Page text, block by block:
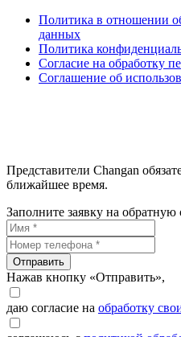
Политика в отношении
данных
Политика
Согласие на обработку
Соглашение об
Представители Changan
ближайшее время.
Заполните заявку на обратную
Отправить
Нажав кнопку «Отправить»,
даю согласие на обработку